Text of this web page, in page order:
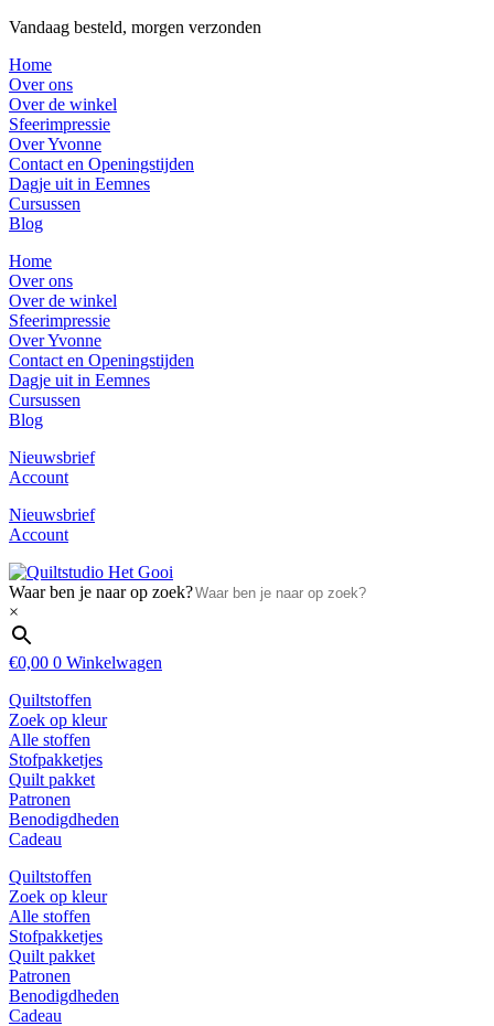
Vandaag besteld, morgen verzonden
Home
Over ons
Over de winkel
Sfeerimpressie
Over Yvonne
Contact en Openingstijden
Dagje uit in Eemnes
Cursussen
Blog
Home
Over ons
Over de winkel
Sfeerimpressie
Over Yvonne
Contact en Openingstijden
Dagje uit in Eemnes
Cursussen
Blog
Nieuwsbrief
Account
Nieuwsbrief
Account
Waar ben je naar op zoek?
×
€0,00 0 Winkelwagen
Quiltstoffen
Zoek op kleur
Alle stoffen
Stofpakketjes
Quilt pakket
Patronen
Benodigdheden
Cadeau
Quiltstoffen
Zoek op kleur
Alle stoffen
Stofpakketjes
Quilt pakket
Patronen
Benodigdheden
Cadeau